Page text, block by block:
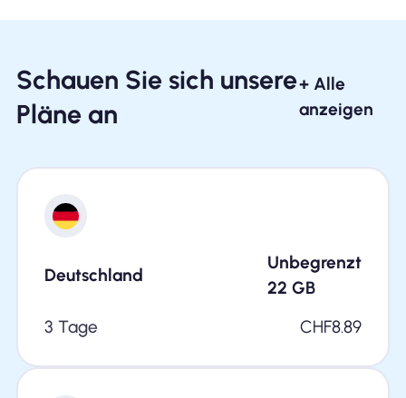
Schauen Sie sich unsere
Pläne an
+ Alle
anzeigen
Deutschland
Unbegrenzt
22 GB
3 Tage
CHF8.89